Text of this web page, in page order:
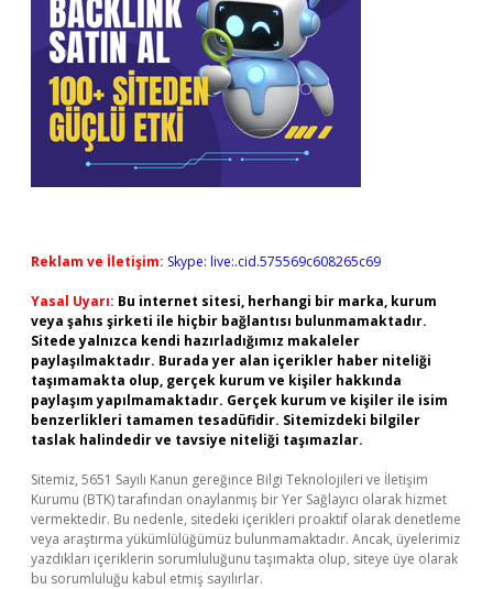
Reklam ve İletişim: Skype: live:.cid.575569c608265c69
Yasal Uyarı: Bu internet sitesi, herhangi bir marka, kurum
veya şahıs şirketi ile hiçbir bağlantısı bulunmamaktadır.
Sitede yalnızca kendi hazırladığımız makaleler
paylaşılmaktadır. Burada yer alan içerikler haber niteliği
taşımamakta olup, gerçek kurum ve kişiler hakkında
paylaşım yapılmamaktadır. Gerçek kurum ve kişiler ile isim
benzerlikleri tamamen tesadüfidir. Sitemizdeki bilgiler
taslak halindedir ve tavsiye niteliği taşımazlar.
Sitemiz, 5651 Sayılı Kanun gereğince Bilgi Teknolojileri ve İletişim
Kurumu (BTK) tarafından onaylanmış bir Yer Sağlayıcı olarak hizmet
vermektedir. Bu nedenle, sitedeki içerikleri proaktif olarak denetleme
veya araştırma yükümlülüğümüz bulunmamaktadır. Ancak, üyelerimiz
yazdıkları içeriklerin sorumluluğunu taşımakta olup, siteye üye olarak
bu sorumluluğu kabul etmiş sayılırlar.